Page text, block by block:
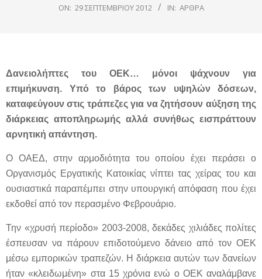
ON: 29 ΣΕΠΤΕΜΒΡΊΟΥ 2012 IN: ΆΡΘΡΑ
Δανειολήπτες του ΟΕΚ… μόνοι ψάχνουν για
επιμήκυνση. Υπό το βάρος των υψηλών δόσεων,
καταφεύγουν στις τράπεζες για να ζητήσουν αύξηση της
διάρκειας αποπληρωμής αλλά συνήθως εισπράττουν
αρνητική απάντηση.
Ο ΟΑΕΔ, στην αρμοδιότητα του οποίου έχει περάσει ο
Οργανισμός Εργατικής Κατοικίας νίπτει τας χείρας του και
ουσιαστικά παραπέμπει στην υπουργική απόφαση που έχει
εκδοθεί από τον περασμένο Φεβρουάριο.
Την «χρυσή περίοδο» 2003-2008, δεκάδες χιλιάδες πολίτες
έσπευσαν να πάρουν επιδοτούμενο δάνειο από τον ΟΕΚ
μέσω εμπορικών τραπεζών. Η διάρκεια αυτών των δανείων
ήταν «κλειδωμένη» στα 15 χρόνια ενώ ο ΟΕΚ αναλάμβανε